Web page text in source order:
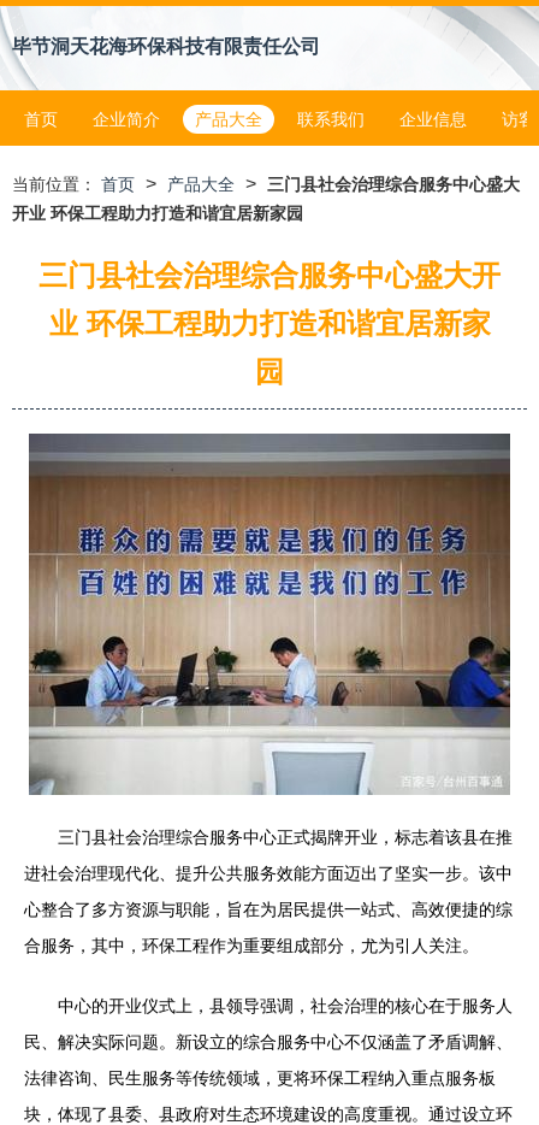
毕节洞天花海环保科技有限责任公司
首页 企业简介 产品大全 联系我们 企业信息 访客
当前位置： 首页 > 产品大全 >
三门县社会治理综合服务中心盛大
开业 环保工程助力打造和谐宜居新家园
三门县社会治理综合服务中心盛大开
业 环保工程助力打造和谐宜居新家
园
三门县社会治理综合服务中心正式揭牌开业，标志着该县在推
进社会治理现代化、提升公共服务效能方面迈出了坚实一步。该中
心整合了多方资源与职能，旨在为居民提供一站式、高效便捷的综
合服务，其中，环保工程作为重要组成部分，尤为引人关注。
中心的开业仪式上，县领导强调，社会治理的核心在于服务人
民、解决实际问题。新设立的综合服务中心不仅涵盖了矛盾调解、
法律咨询、民生服务等传统领域，更将环保工程纳入重点服务板
块，体现了县委、县政府对生态环境建设的高度重视。通过设立环